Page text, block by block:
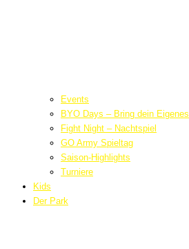
Events
BYO Days – Bring dein Eigenes
Fight Night – Nachtspiel
GO Army Spieltag
Saison-Highlights
Turniere
Kids
Der Park